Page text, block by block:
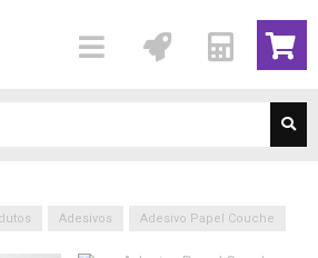
Adesivos Adesivo Papel Couche